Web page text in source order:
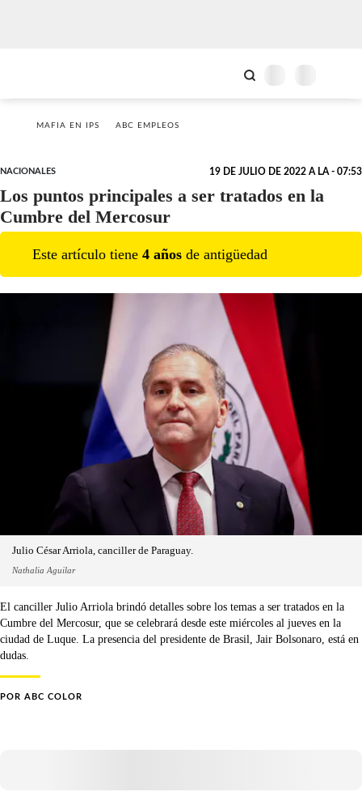
MAFIA EN IPS ABC EMPLEOS
NACIONALES 19 DE JULIO DE 2022 A LA - 07:53
Los puntos principales a ser tratados en la
Cumbre del Mercosur
Este artículo tiene 4 años de antigüedad
Julio César Arriola, canciller de Paraguay.
Nathalia Aguilar
El canciller Julio Arriola brindó detalles sobre los temas a ser tratados en la
Cumbre del Mercosur, que se celebrará desde este miércoles al jueves en la
ciudad de Luque. La presencia del presidente de Brasil, Jair Bolsonaro, está en
dudas.
POR ABC COLOR